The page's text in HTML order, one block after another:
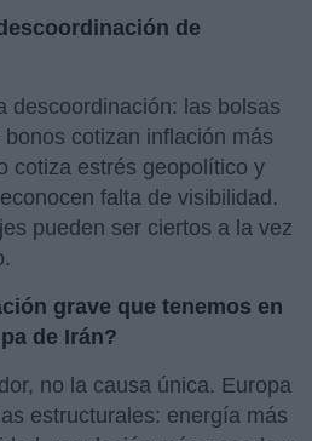
de
descoordinación: las bolsas
cotizan inflación más
cotiza estrés geopolítico y
falta de visibilidad.
pueden ser ciertos a la vez
grave que tenemos en
de Irán?
no la causa única. Europa
estructurales: energía más